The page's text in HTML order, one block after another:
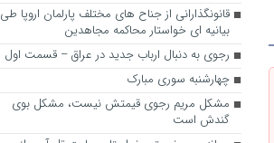
قانونگذارانی از جناح های مختلف پارلمان اروپا طی
بیانیه ای خواستار محاکمه مجاهدین
رجوی به دنبال ارباب جدید در عراق – قسمت اول
چهارشنبه سوری مبارک
مشکل مریم رجوی قیمتش نیست، مشکل بوی
گندش است